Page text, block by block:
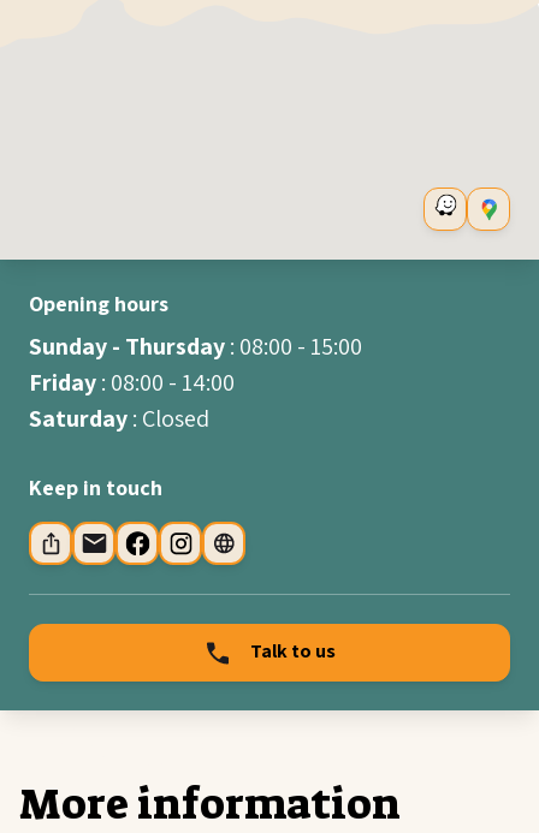
Opening hours
Sunday - Thursday: 08:00 - 15:00
Friday: 08:00 - 14:00
Saturday: Closed
Keep in touch
Talk to us
More information